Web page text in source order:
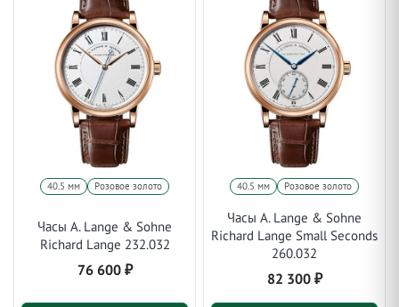
40.5 мм Розовое золото
Часы A. Lange & Sohne
Richard Lange 232.032
76 600 ₽
40.5 мм Розовое золото
Часы A. Lange & Sohne
Richard Lange Small Seconds
260.032
82 300 ₽